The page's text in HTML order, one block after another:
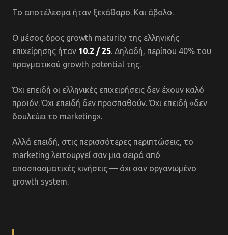
Το αποτέλεσμα ήταν ξεκάθαρο. Και άβολο.
Ο μέσος όρος growth maturity της ελληνικής
επιχείρησης ήταν 10.2 / 25. Δηλαδή, περίπου 40% του
πραγματικού growth potential της.
Όχι επειδή οι ελληνικές επιχειρήσεις δεν έχουν καλό
προϊόν. Όχι επειδή δεν προσπαθούν. Όχι επειδή «δεν
δουλεύει το marketing».
Αλλά επειδή, στις περισσότερες περιπτώσεις, το
marketing λειτουργεί σαν μια σειρά από
αποσπασματικές κινήσεις — όχι σαν οργανωμένο
growth system.